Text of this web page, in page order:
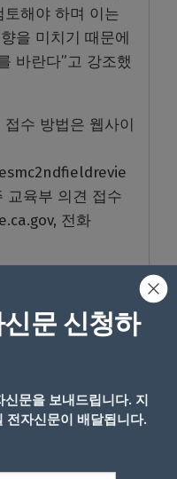
해야 하며 이는
을 미치기 때문에
바란다”고 강조했
수 방법은 웹사이
교육부 의견 접수
전화
단 전재 및 재배포 금지
신문 신청하
문을 보내드립니다. 지
전자신문이 배달됩니다.